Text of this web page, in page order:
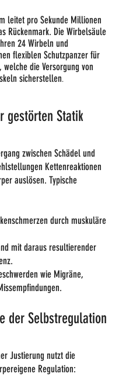
leitet pro Sekunde Millionen
Rückenmark. Die Wirbelsäule
24 Wirbeln und
flexiblen Schutzpanzer für
welche die Versorgung von
sicherstellen.
gestörten Statik
zwischen Schädel und
Kettenreaktionen
auslösen. Typische
durch muskuläre
mit daraus resultierender
wie Migräne,
der Selbstregulation
Justierung nutzt die
Regulation: